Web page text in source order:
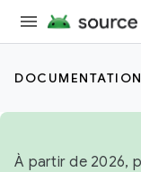
DOCUMENTATION
À partir de 2026,